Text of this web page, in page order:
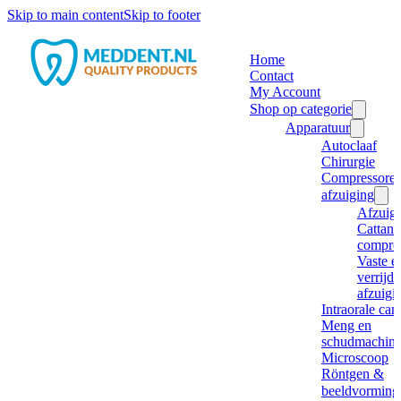
Skip to main contentSkip to footer
Home
Contact
My Account
Shop op categorie
Apparatuur
Autoclaaf
Chirurgie
afzuiging
Cattani
Vaste
Intraorale
Meng en
Microscoop
Röntgen &
beeldvorming